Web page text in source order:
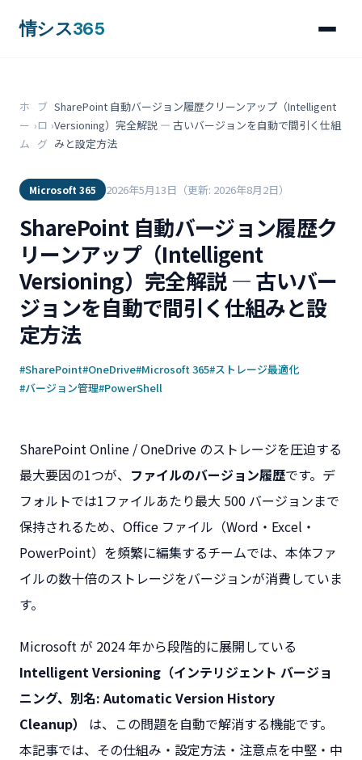
情シス365
ホ
ー
ム
›
ブ
ロ
グ
›
SharePoint 自動バージョン履歴クリーンアップ（Intelligent
Versioning）完全解説 ― 古いバージョンを自動で間引く仕組
みと設定方法
Microsoft 365 2026年5月13日 （更新: 2026年8月2日）
SharePoint 自動バージョン履歴ク
リーンアップ（Intelligent
Versioning）完全解説 ― 古いバー
ジョンを自動で間引く仕組みと設
定方法
#SharePoint#OneDrive#Microsoft 365#ストレージ最適化
#バージョン管理#PowerShell
SharePoint Online / OneDrive のストレージを圧迫する
最大要因の1つが、 ファイルのバージョン履歴です。デ
フォルトでは1ファイルあたり最大 500 バージョンまで
保持されるため、Office ファイル（Word・Excel・
PowerPoint）を頻繁に編集するチームでは、本体ファ
イルの数十倍のストレージをバージョンが消費していま
す。
Microsoft が 2024 年から段階的に展開している
Intelligent Versioning（インテリジェント バージョ
ニング、別名: Automatic Version History
Cleanup）
は、この問題を自動で解消する機能です。
本記事では、その仕組み・設定方法・注意点を中堅・中